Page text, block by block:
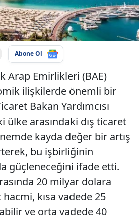
Abone Ol
Arap Emirlikleri (BAE)
ilişkilerde önemli bir
Bakan Yardımcısı
ülke arasındaki dış ticaret
kayda değer bir artış
bu işbirliğinin
güçleneceğini ifade etti.
20 milyar dolara
kısa vadede 25
ve orta vadede 40